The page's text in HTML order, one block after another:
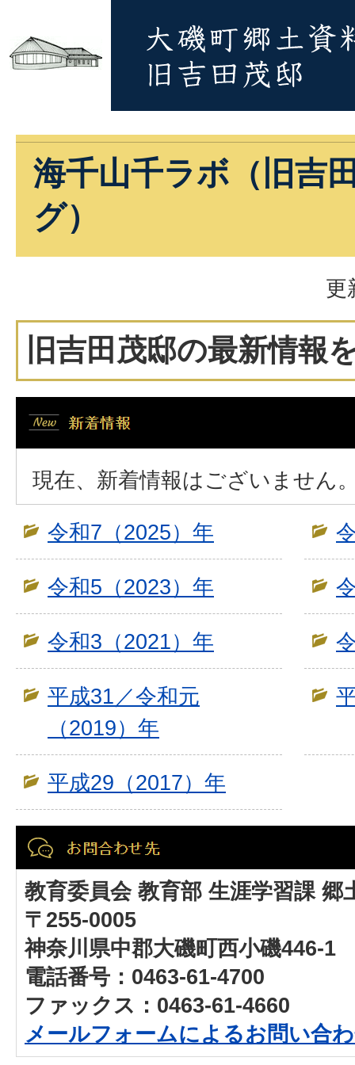
海千山千ラボ（旧吉
グ）
更
旧吉田茂邸の最新情報
現在、新着情報はございません
令和7（2025）年
令和5（2023）年
令和3（2021）年
平成31／令和元
（2019）年
平成29（2017）年
教育委員会 教育部 生涯学習課 郷
〒255-0005
神奈川県中郡大磯町西小磯446-1
電話番号：0463-61-4700
ファックス：0463-61-4660
メールフォームによるお問い合